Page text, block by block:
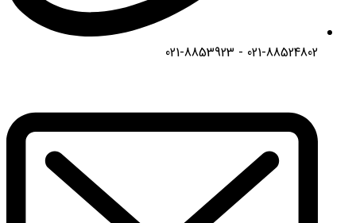
021-88524802 - 021-8853923